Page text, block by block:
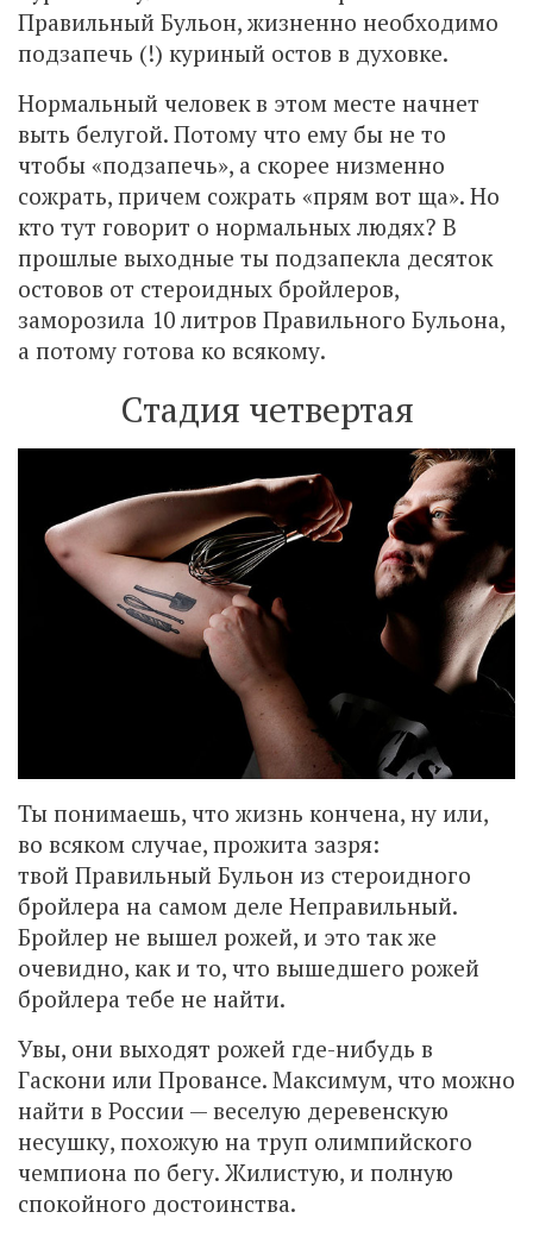
Правильный Бульон, жизненно необходимо
подзапечь (!) куриный остов в духовке.
Нормальный человек в этом месте начнет
выть белугой. Потому что ему бы не то
чтобы «подзапечь», а скорее низменно
сожрать, причем сожрать «прям вот ща». Но
кто тут говорит о нормальных людях? В
прошлые выходные ты подзапекла десяток
остовов от стероидных бройлеров,
заморозила 10 литров Правильного Бульона,
а потому готова ко всякому.
Стадия четвертая
Ты понимаешь, что жизнь кончена, ну или,
во всяком случае, прожита зазря:
твой Правильный Бульон из стероидного
бройлера на самом деле Неправильный.
Бройлер не вышел рожей, и это так же
очевидно, как и то, что вышедшего рожей
бройлера тебе не найти.
Увы, они выходят рожей где-нибудь в
Гаскони или Провансе. Максимум, что можно
найти в России — веселую деревенскую
несушку, похожую на труп олимпийского
чемпиона по бегу. Жилистую, и полную
спокойного достоинства.